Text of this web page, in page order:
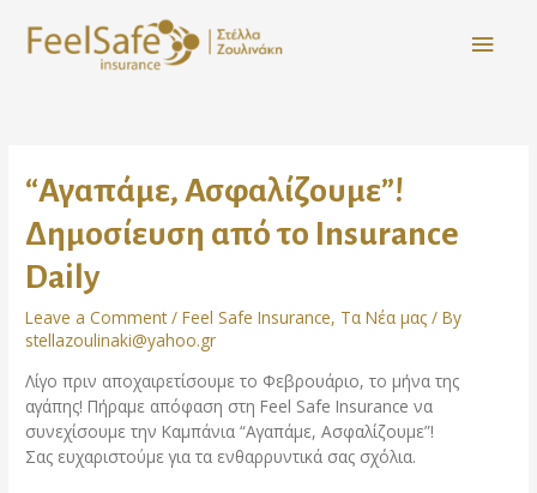
“Αγαπάμε, Ασφαλίζουμε”!
Δημοσίευση από το Insurance
Daily
Leave a Comment /Feel Safe Insurance, Τα Νέα μας / By
stellazoulinaki@yahoo.gr
Λίγο πριν αποχαιρετίσουμε το Φεβρουάριο, το μήνα της
αγάπης! Πήραμε απόφαση στη Feel Safe Insurance να
συνεχίσουμε την Καμπάνια “Αγαπάμε, Ασφαλίζουμε”!
Σας ευχαριστούμε για τα ενθαρρυντικά σας σχόλια.